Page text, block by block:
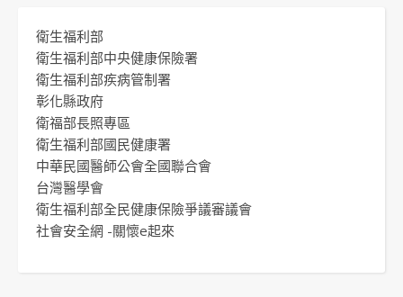
衛生福利部
衛生福利部中央健康保險署
衛生福利部疾病管制署
彰化縣政府
衛福部長照專區
衛生福利部國民健康署
中華民國醫師公會全國聯合會
台灣醫學會
衛生福利部全民健康保險爭議審議會
社會安全網 -關懷e起來